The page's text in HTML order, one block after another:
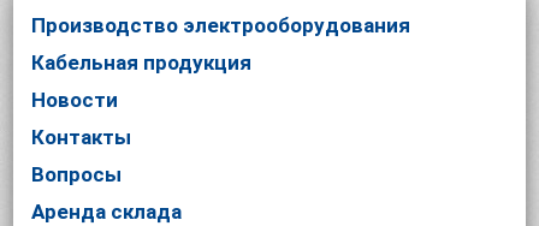
Производство электрооборудования
Кабельная продукция
Новости
Контакты
Вопросы
Аренда склада